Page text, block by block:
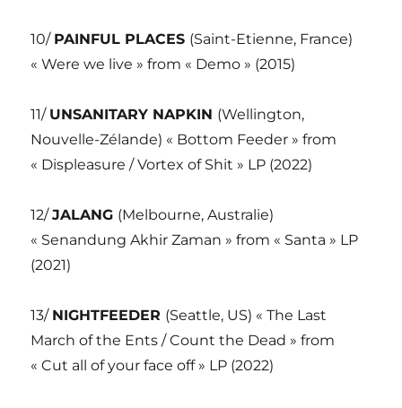
10/ PAINFUL PLACES (Saint-Etienne, France)
« Were we live » from « Demo » (2015)
11/ UNSANITARY NAPKIN (Wellington,
Nouvelle-Zélande) « Bottom Feeder » from
« Displeasure / Vortex of Shit » LP (2022)
12/JALANG (Melbourne, Australie)
« Senandung Akhir Zaman » from « Santa » LP
(2021)
13/ NIGHTFEEDER (Seattle, US) « The Last
March of the Ents / Count the Dead » from
« Cut all of your face off » LP (2022)